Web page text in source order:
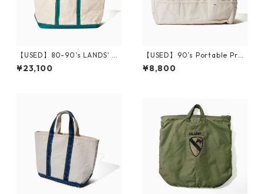
【USED】80-90’s LANDS' E
ND Tote Bag USA
¥23,100
【USED】90’s Portable Prod
ucts Canvas Tool Bag
¥8,800